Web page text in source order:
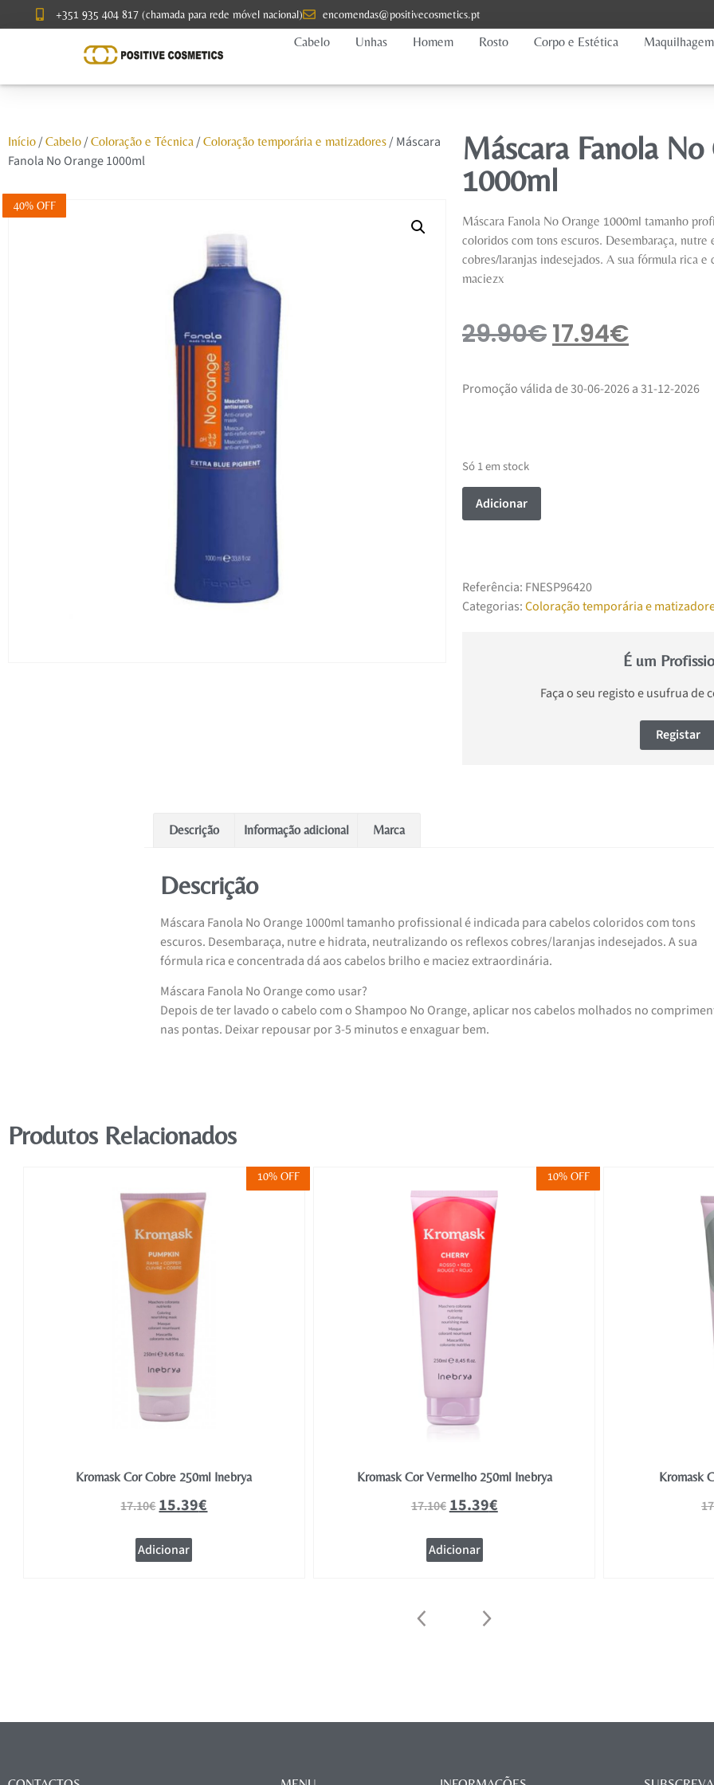
+351 935 404 817 (chamada para rede móvel nacional) encomendas@positivecosmetics.pt
Cabelo Unhas Homem Rosto Corpo e Estética Maquilhagem
Início/ Cabelo/ Coloração e Técnica/ Coloração temporária e matizadores/ Máscara
Fanola No Orange 1000ml
40% OFF
Máscara Fanola
1000ml
Máscara Fanola No Orange 1000ml tamanho
coloridos com tons escuros. Desembaraça,
cobres/laranjas indesejados. A sua fórmula rica
maciezx
29.90€17.94€
Promoção válida de 30-06-2026 a 31-12-2026
Só 1 em stock
Adicionar
Referência: FNESP96420
Categorias:Coloração temporária e
É um
Faça o seu registo e usufrua de
Registar
Descrição Informação adicional Marca
Descrição
Máscara Fanola No Orange 1000ml tamanho profissional é indicada para cabelos coloridos com tons
escuros. Desembaraça, nutre e hidrata, neutralizando os reflexos cobres/laranjas indesejados. A sua
fórmula rica e concentrada dá aos cabelos brilho e maciez extraordinária.
Máscara Fanola No Orange como usar?
Depois de ter lavado o cabelo com o Shampoo No Orange, aplicar nos cabelos molhados no
nas pontas. Deixar repousar por 3-5 minutos e enxaguar bem.
Produtos Relacionados
10% OFF
Kromask Cor Cobre 250ml Inebrya
17.10€ 15.39€
Adicionar
10% OFF
Kromask Cor Vermelho 250ml Inebrya
17.10€ 15.39€
Adicionar
Kromask